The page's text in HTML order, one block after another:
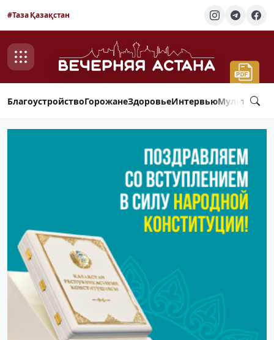
#Таза Қазақстан
БлагоустройствоГорожанеЗдоровьеИнтервью